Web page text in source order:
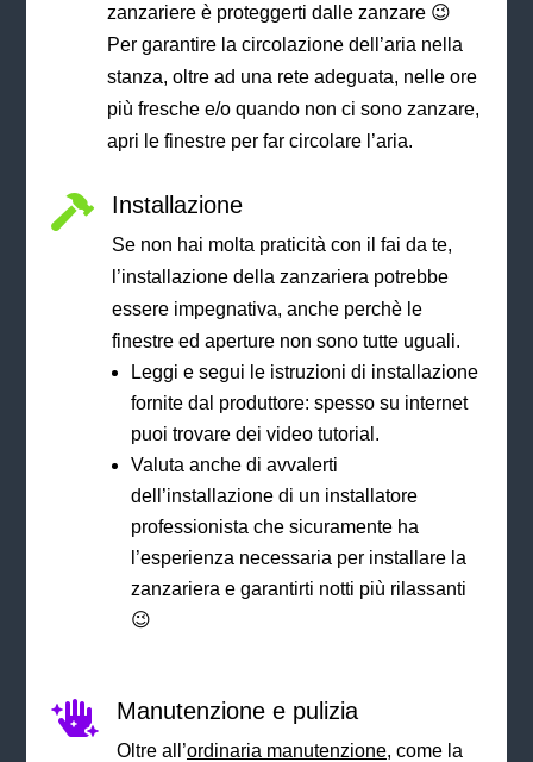
zanzariere è proteggerti dalle zanzare 😉
Per garantire la circolazione dell’aria nella
stanza, oltre ad una rete adeguata, nelle ore
più fresche e/o quando non ci sono zanzare,
apri le finestre per far circolare l’aria.
 Installazione
Se non hai molta praticità con il fai da te,
l’installazione della zanzariera potrebbe
essere impegnativa, anche perchè le
finestre ed aperture non sono tutte uguali.
Leggi e segui le istruzioni di installazione
fornite dal produttore: spesso su internet
puoi trovare dei video tutorial.
Valuta anche di avvalerti
dell’installazione di un installatore
professionista che sicuramente ha
l’esperienza necessaria per installare la
zanzariera e garantirti notti più rilassanti
😉
 Manutenzione e pulizia
Oltre all’ordinaria manutenzione, come la